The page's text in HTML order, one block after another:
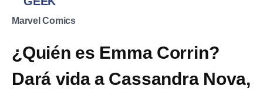
Marvel Comics
¿Quién es Emma Corrin?
Dará vida a Cassandra Nova,